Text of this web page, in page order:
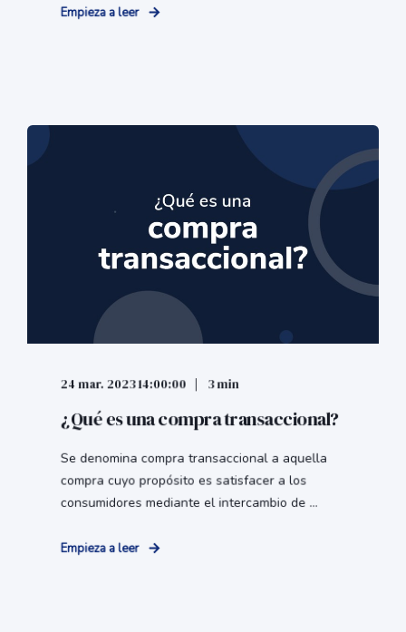
Empieza a leer
24 mar. 2023 14:00:00 3 min
¿Qué es una compra transaccional?
Se denomina compra transaccional a aquella
compra cuyo propósito es satisfacer a los
consumidores mediante el intercambio de ...
Empieza a leer